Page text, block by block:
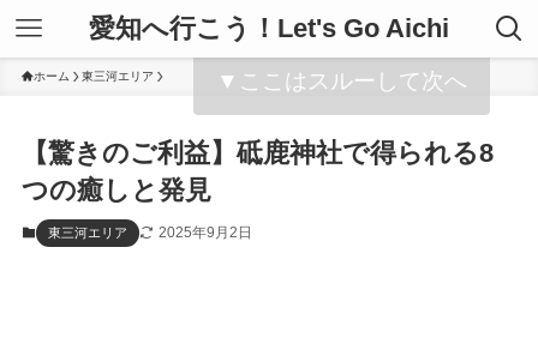
愛知へ行こう！Let's Go Aichi
ホーム 東三河エリア
【驚きのご利益】砥鹿神社で得られる8
つの癒しと発見
東三河エリア 2025年9月2日
▼ここはスルーして次へ